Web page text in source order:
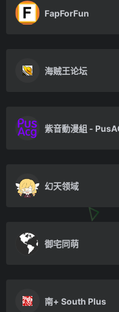
FapForFun
海贼王论坛
紫音動漫組 -
幻天领域
御宅同萌
南+ South Plus